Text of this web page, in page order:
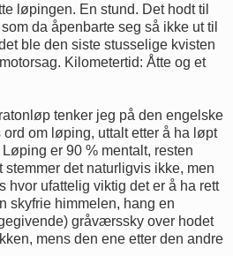
løpingen. En stund. Det hodt til
da åpenbarte seg så ikke ut til
ble den siste stusselige kvisten
Kilometertid: Åtte og et
tenker jeg på den engelske
om løping, uttalt etter å ha løpt
er 90 % mentalt, resten
stemmer det naturligvis ikke, men
hvor ufattelig viktig det er å ha rett
skyfrie himmelen, hang en
gråværssky over hodet
mens den ene etter den andre